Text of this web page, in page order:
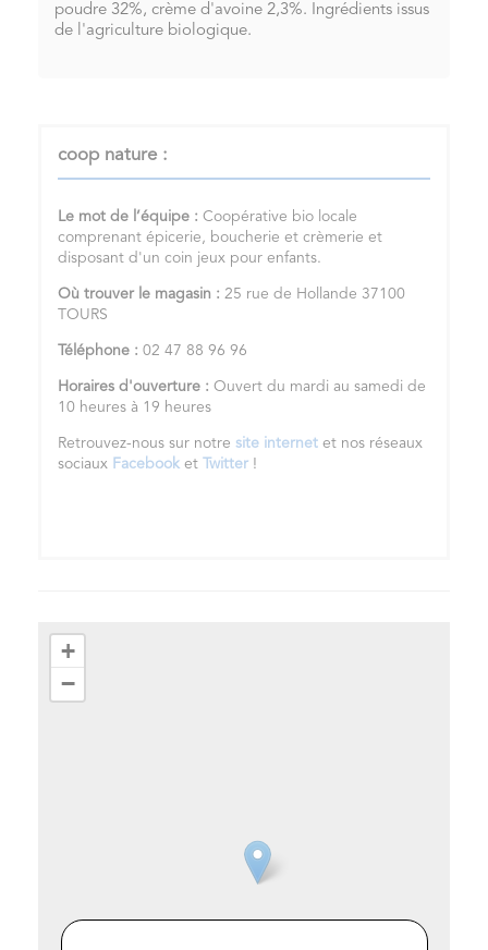
poudre 32%, crème d'avoine 2,3%. Ingrédients issus
de l'agriculture biologique.
coop nature :
Le mot de l’équipe : Coopérative bio locale
comprenant épicerie, boucherie et crèmerie et
disposant d'un coin jeux pour enfants.
Où trouver le magasin : 25 rue de Hollande 37100
TOURS
Téléphone : 02 47 88 96 96
Horaires d'ouverture : Ouvert du mardi au samedi de
10 heures à 19 heures
Retrouvez-nous sur notre site internet et nos réseaux
sociaux Facebook et Twitter !
+
−